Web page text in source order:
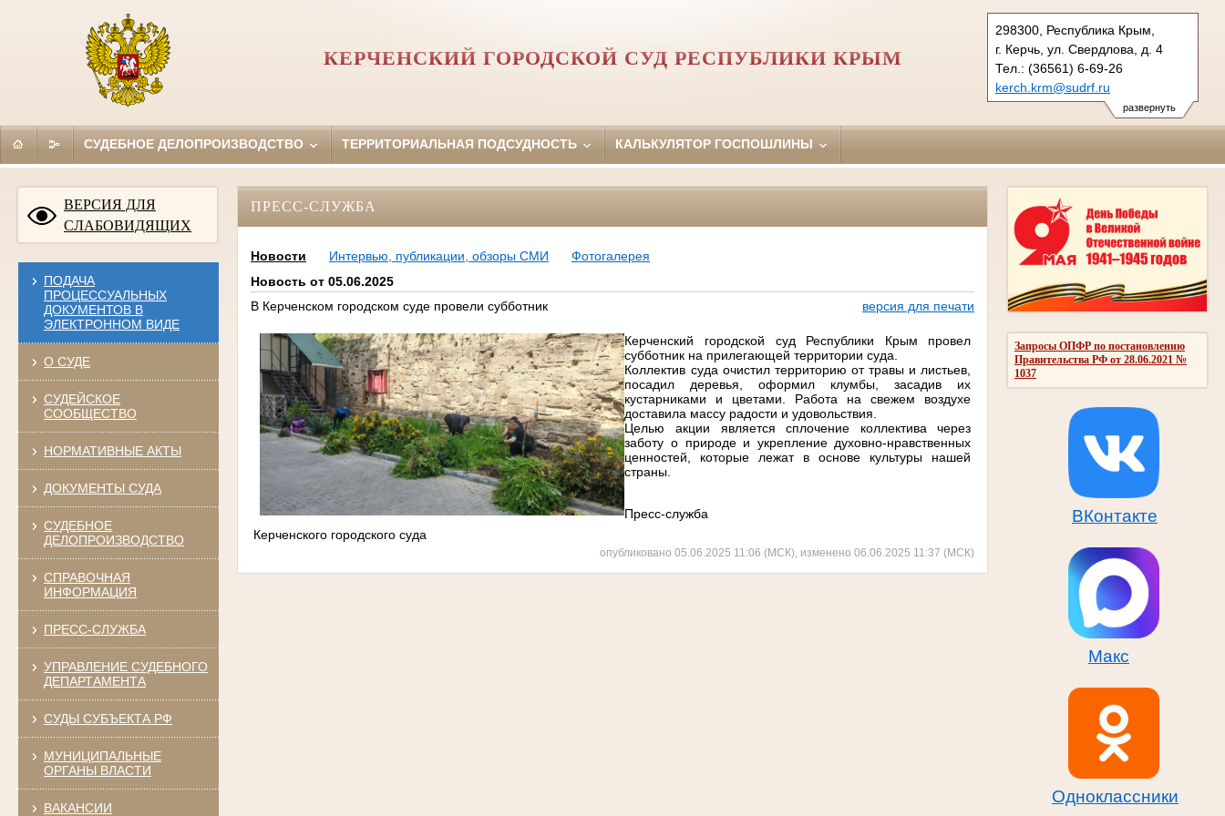
развернуть
298300, Республика Крым,
г. Керчь, ул. Свердлова, д. 4
Тел.: (36561) 6-69-26
kerch.krm@sudrf.ru
КЕРЧЕНСКИЙ ГОРОДСКОЙ СУД РЕСПУБЛИКИ КРЫМ
СУДЕБНОЕ ДЕЛОПРОИЗВОДСТВО ТЕРРИТОРИАЛЬНАЯ ПОДСУДНОСТЬ КАЛЬКУЛЯТОР ГОСПОШЛИНЫ
ВЕРСИЯ ДЛЯ
СЛАБОВИДЯЩИХ
ПОДАЧА
ПРОЦЕССУАЛЬНЫХ
ДОКУМЕНТОВ В
ЭЛЕКТРОННОМ ВИДЕ
О СУДЕ
СУДЕЙСКОЕ
СООБЩЕСТВО
НОРМАТИВНЫЕ АКТЫ
ДОКУМЕНТЫ СУДА
СУДЕБНОЕ
ДЕЛОПРОИЗВОДСТВО
СПРАВОЧНАЯ
ИНФОРМАЦИЯ
ПРЕСС-СЛУЖБА
УПРАВЛЕНИЕ СУДЕБНОГО
ДЕПАРТАМЕНТА
СУДЫ СУБЪЕКТА РФ
МУНИЦИПАЛЬНЫЕ
ОРГАНЫ ВЛАСТИ
ВАКАНСИИ
Запросы ОПФР по постановлению
Правительства РФ от 28.06.2021 №
1037
ВКонтакте
Макс
Одноклассники
ПРЕСС-СЛУЖБА
Новости Интервью, публикации, обзоры СМИ
Фотогалерея
Новость от 05.06.2025
В Керченском городском суде провели субботник
версия для печати
Керченский городской суд Республики Крым провел
субботник на прилегающей территории суда.
Коллектив суда очистил территорию от травы и листьев,
посадил деревья, оформил клумбы, засадив их
кустарниками и цветами. Работа на свежем воздухе
доставила массу радости и удовольствия.
Целью акции является сплочение коллектива через
заботу о природе и укрепление духовно-нравственных
ценностей, которые лежат в основе культуры нашей
страны.
Пресс-служба
Керченского городского суда
опубликовано 05.06.2025 11:06 (МСК), изменено 06.06.2025 11:37 (МСК)